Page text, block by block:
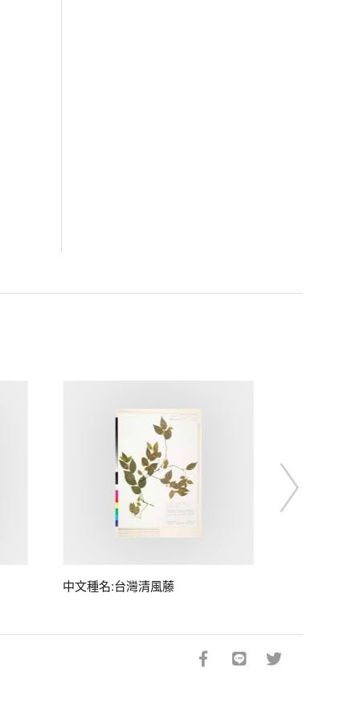
中文種名:台灣清風藤